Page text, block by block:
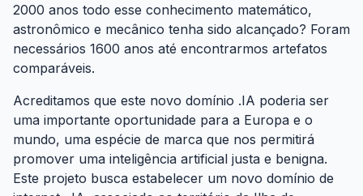
2000 anos todo esse conhecimento matemático,
astronômico e mecânico tenha sido alcançado? Foram
necessários 1600 anos até encontrarmos artefatos
comparáveis.
Acreditamos que este novo domínio .IA poderia ser
uma importante oportunidade para a Europa e o
mundo, uma espécie de marca que nos permitirá
promover uma inteligência artificial justa e benigna.
Este projeto busca estabelecer um novo domínio de